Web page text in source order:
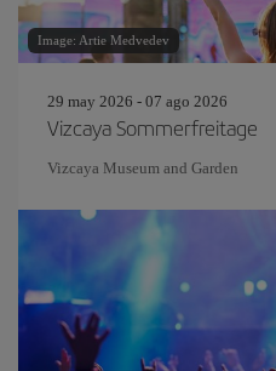
Image: Artie Medvedev
29 may 2026 - 07 ago 2026
Vizcaya Sommerfreitage
Vizcaya Museum and Garden